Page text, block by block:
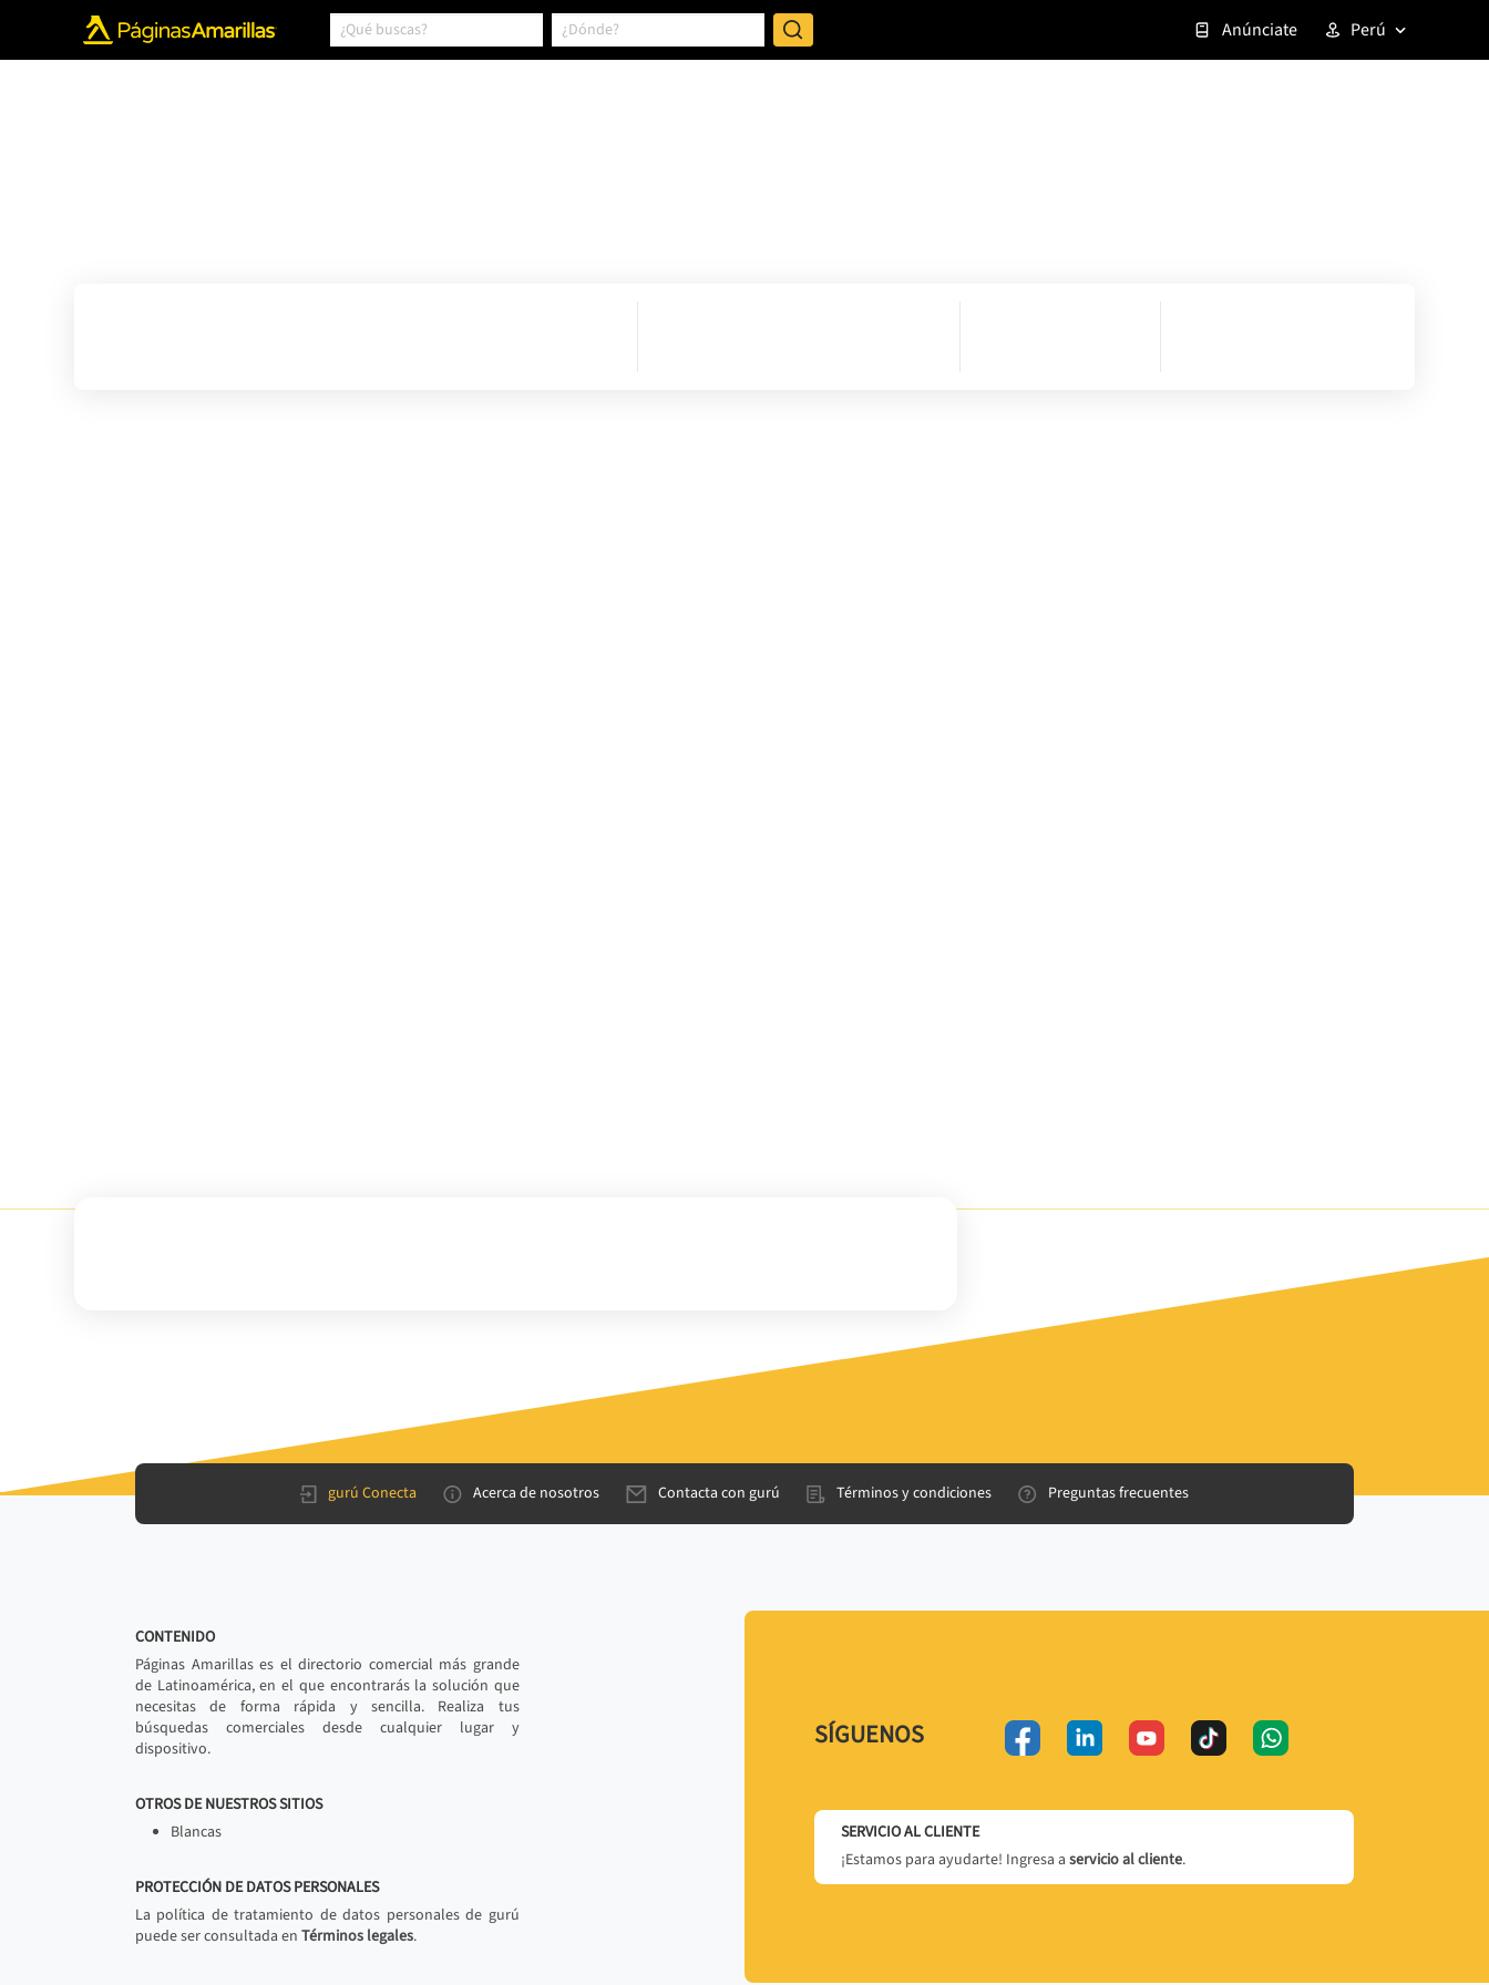
Anúnciate Perú
gurú Conecta Acerca de nosotros Contacta con gurú Términos y condiciones Preguntas frecuentes
CONTENIDO
Páginas Amarillas es el directorio comercial más grande
de Latinoamérica, en el que encontrarás la solución que
necesitas de forma rápida y sencilla. Realiza tus
búsquedas comerciales desde cualquier lugar y
dispositivo.
OTROS DE NUESTROS SITIOS
Blancas
PROTECCIÓN DE DATOS PERSONALES
La política de tratamiento de datos personales de gurú
puede ser consultada en Términos legales.
SÍGUENOS
SERVICIO AL CLIENTE
¡Estamos para ayudarte! Ingresa a servicio al cliente.